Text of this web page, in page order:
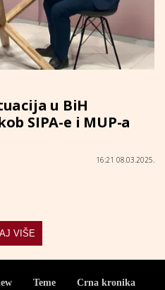
u BiH
SIPA-e i MUP-a
16:21 08.03.2025.
VIŠE
Teme Crna kronika